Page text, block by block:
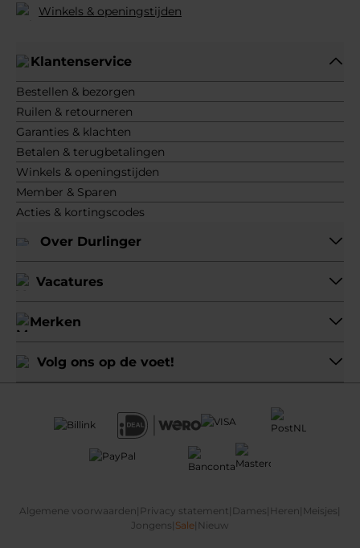
Winkels & openingstijden
Klantenservice
Bestellen & bezorgen
Ruilen & retourneren
Garanties & klachten
Betalen & terugbetalingen
Winkels & openingstijden
Member & Sparen
Acties & kortingscodes
Over Durlinger
Vacatures
Merken
Volg ons op de voet!
Algemene voorwaarden Privacy statement Dames Heren Meisjes
Jongens Sale Nieuw